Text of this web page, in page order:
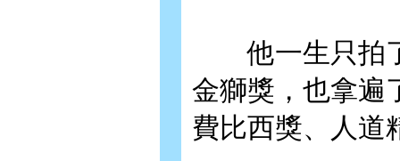
他一生只拍了
金獅獎，也拿遍
費比西獎、人道